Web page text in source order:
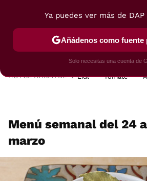
POSTRES VIAJES SELECCIÓN
HOY SE HABLA DE Lidl Tomate
Menú semanal del 24
marzo
Ya puedes ver más de
Añádenos como fuente
Solo necesitas una cuenta de